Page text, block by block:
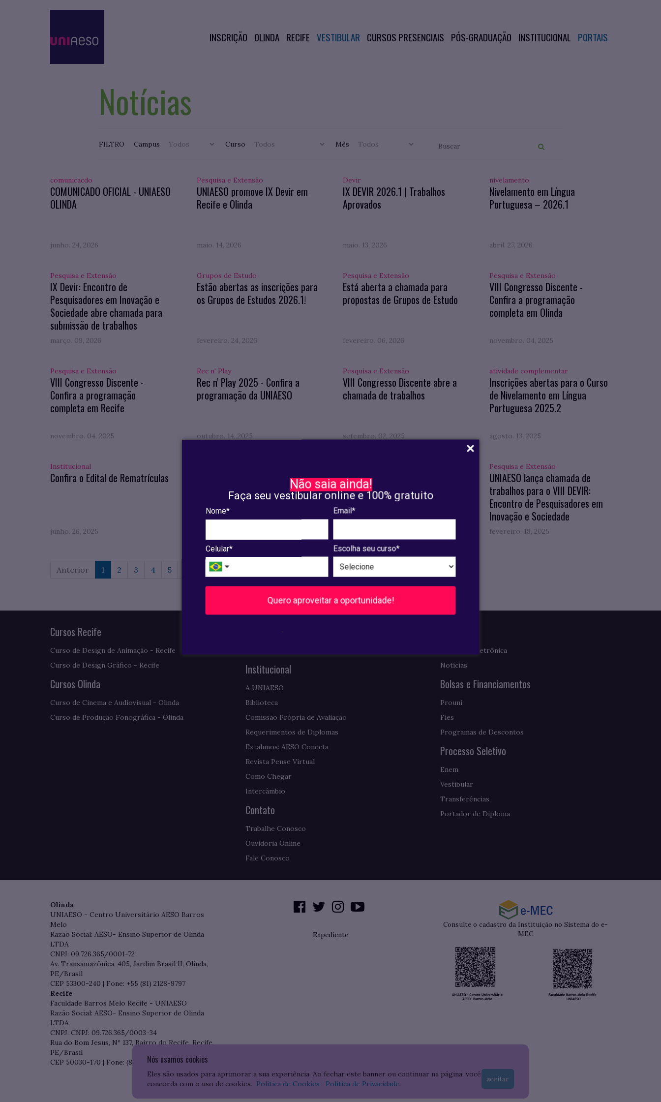
Não saia ainda!
Faça seu vestibular online e 100% gratuito
Nome* Email*
Celular* Escolha seu curso*
Quero aproveitar a oportunidade!
INSCRIÇÃO OLINDA RECIFE VESTIBULAR CURSOS PRESENCIAIS PÓS-GRADUAÇÃO INSTITUCIONAL PORTAIS
Notícias
FILTRO Campus Curso Mês
comunicacdo
COMUNICADO OFICIAL - UNIAESO
OLINDA
junho. 24, 2026
Pesquisa e Extensão
UNIAESO promove IX Devir em
Recife e Olinda
maio. 14, 2026
Devir
IX DEVIR 2026.1 | Trabalhos
Aprovados
maio. 13, 2026
nivelamento
Nivelamento em Língua
Portuguesa – 2026.1
abril. 27, 2026
Pesquisa e Extensão
IX Devir: Encontro de
Pesquisadores em Inovação e
Sociedade abre chamada para
submissão de trabalhos
março. 09, 2026
Grupos de Estudo
Estão abertas as inscrições para
os Grupos de Estudos 2026.1!
fevereiro. 24, 2026
Pesquisa e Extensão
Está aberta a chamada para
propostas de Grupos de Estudo
fevereiro. 06, 2026
Pesquisa e Extensão
VIII Congresso Discente -
Confira a programação
completa em Olinda
novembro. 04, 2025
Pesquisa e Extensão
VIII Congresso Discente -
Confira a programação
completa em Recife
novembro. 04, 2025
Rec n' Play
Rec n' Play 2025 - Confira a
programação da UNIAESO
outubro. 14, 2025
Pesquisa e Extensão
VIII Congresso Discente abre a
chamada de trabalhos
setembro. 02, 2025
atividade complementar
Inscrições abertas para o Curso
de Nivelamento em Língua
Portuguesa 2025.2
agosto. 13, 2025
Institucional
Confira o Edital de Rematrículas
junho. 26, 2025
completa para as apresentações
do VIII Devir
Confira a lista com trabalhos
aprovados para apresentação no
VIII Devir
Pesquisa e Extensão
UNIAESO lança chamada de
trabalhos para o VIII DEVIR:
Encontro de Pesquisadores em
Inovação e Sociedade
fevereiro. 18, 2025
Anterior 1 2 3 4 5 8
Nós usamos cookies
Eles são usados para aprimorar a sua experiência. Ao fechar este banner ou continuar na página, você
concorda com o uso de cookies. Política de Cookies Política de Privacidade.
aceitar
Cursos Recife
Curso de Design de Animação - Recife
Curso de Design Gráfico - Recife
Cursos Olinda
Curso de Cinema e Audiovisual - Olinda
Curso de Produção Fonográfica - Olinda
Pós-Graduação
Institucional
A UNIAESO
Biblioteca
Comissão Própria de Avaliação
Requerimentos de Diplomas
Ex-alunos: AESO Conecta
Revista Pense Virtual
Como Chegar
Intercâmbio
Contato
Trabalhe Conosco
Ouvidoria Online
Fale Conosco
Clipagem Eletrônica
Notícias
Bolsas e Financiamentos
Prouni
Fies
Programas de Descontos
Processo Seletivo
Enem
Vestibular
Transferências
Portador de Diploma
Olinda
UNIAESO - Centro Universitário AESO Barros
Melo
Razão Social: AESO- Ensino Superior de Olinda
LTDA
CNPJ: 09.726.365/0001-72
Av. Transamazônica, 405, Jardim Brasil II, Olinda,
PE/Brasil
CEP 53300-240 | Fone: +55 (81) 2128-9797
Recife
Faculdade Barros Melo Recife - UNIAESO
Razão Social: AESO- Ensino Superior de Olinda
LTDA
CNPJ: CNPJ: 09.726.365/0003-34
Rua do Bom Jesus, Nº 137, Bairro do Recife, Recife,
PE/Brasil
CEP 50030-170 | Fone: (81) 3204-7536
Expediente
Consulte o cadastro da Instituição no Sistema do e-
MEC